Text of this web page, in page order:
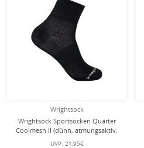
Wrightsock
Wrightsock Sportsocken Quarter
Coolmesh II (dünn, atmungsaktiv,
bequem) schwarz - 1 Paar
UVP: 21,95€